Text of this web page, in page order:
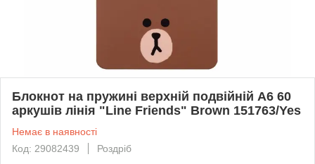
Блокнот на пружині верхній подвійній A6 60
аркушів лінія "Line Friends" Brown 151763/Yes
Немає в наявності
Код: 29082439
Роздріб